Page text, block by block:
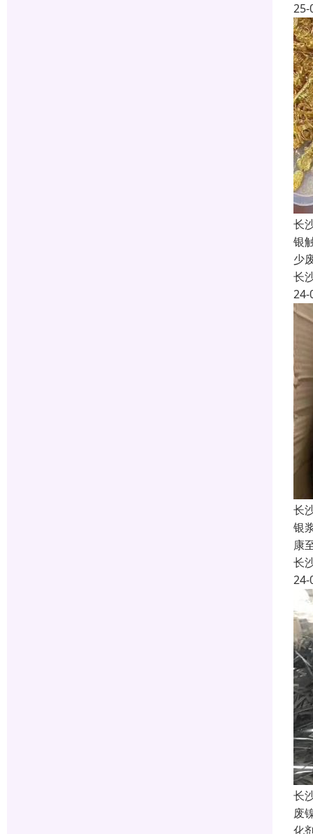
25-
长
银
少
长
24-
长
银
康
长
24-
长
废
化